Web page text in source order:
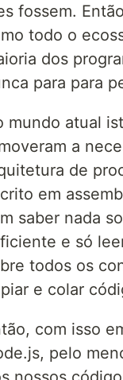
fossem.
todo o
dos
para para
mundo atual
a
de
em
saber nada
e só
todos os
e colar
com isso
pelo